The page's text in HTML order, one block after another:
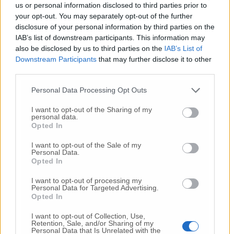
us or personal information disclosed to third parties prior to
your opt-out. You may separately opt-out of the further
disclosure of your personal information by third parties on the
IAB’s list of downstream participants. This information may
also be disclosed by us to third parties on the IAB’s List of
Downstream Participants that may further disclose it to other
Personal Data Processing Opt Outs
I want to opt-out of the Sharing of my
personal data.
Opted In
I want to opt-out of the Sale of my
Personal Data.
Opted In
I want to opt-out of processing my
Personal Data for Targeted Advertising.
Opted In
I want to opt-out of Collection, Use,
Retention, Sale, and/or Sharing of my
Personal Data that Is Unrelated with the
Commenti
Nessun commento presente
Commenta l'articolo
Gli articoli più letti
24 Lug-Bimbi costretti a colpirsi da soli
e lasciati al
orrore all’asilo, arrestate due educatrici
- Luigia Fortunato,
l’ennesimo femminicidio:
prima la lite, poi la furia col coltello